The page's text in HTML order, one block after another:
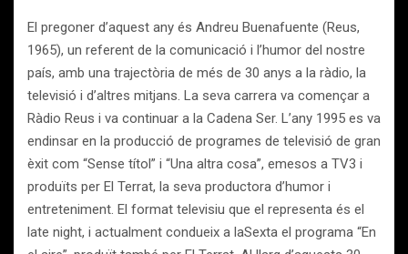
El pregoner d’aquest any és Andreu Buenafuente (Reus,
1965), un referent de la comunicació i l’humor del nostre
país, amb una trajectòria de més de 30 anys a la ràdio, la
televisió i d’altres mitjans. La seva carrera va començar a
Ràdio Reus i va continuar a la Cadena Ser. L’any 1995 es va
endinsar en la producció de programes de televisió de gran
èxit com “Sense títol” i “Una altra cosa”, emesos a TV3 i
produïts per El Terrat, la seva productora d’humor i
entreteniment. El format televisiu que el representa és el
late night, i actualment condueix a laSexta el programa “En